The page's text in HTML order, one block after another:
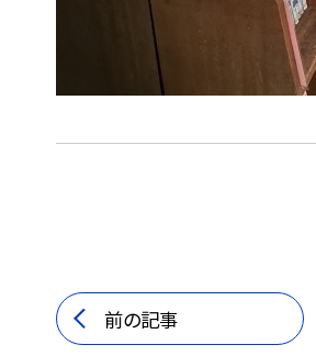
前の記事